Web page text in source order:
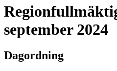
september 2024
Dagordning